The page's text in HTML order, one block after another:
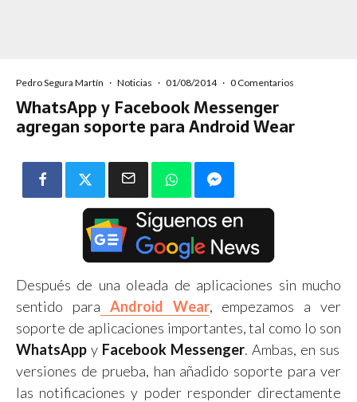
Pedro Segura Martín · Noticias · 01/08/2014 · 0 Comentarios
WhatsApp y Facebook Messenger
agregan soporte para Android Wear
Después de una oleada de aplicaciones sin mucho
sentido para Android Wear, empezamos a ver
soporte de aplicaciones importantes, tal como lo son
WhatsApp y Facebook Messenger. Ambas, en sus
versiones de prueba, han añadido soporte para ver
las notificaciones y poder responder directamente